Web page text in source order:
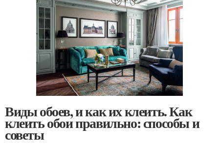
Виды обоев, и как их клеить. Как
клеить обои правильно: способы и
советы